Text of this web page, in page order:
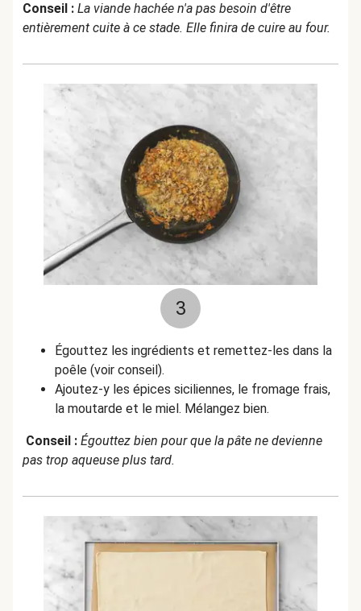
Conseil : La viande hachée n'a pas besoin d'être
entièrement cuite à ce stade. Elle finira de cuire au four.
3
Égouttez les ingrédients et remettez-les dans la
poêle (voir conseil).
Ajoutez-y les épices siciliennes, le fromage frais,
la moutarde et le miel. Mélangez bien.
Conseil : Égouttez bien pour que la pâte ne devienne
pas trop aqueuse plus tard.